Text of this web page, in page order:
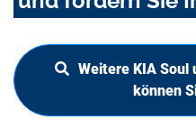
Weitere KIA Soul
können